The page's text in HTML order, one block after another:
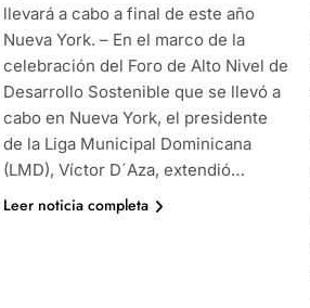
llevará a cabo a final de este año
Nueva York. – En el marco de la
celebración del Foro de Alto Nivel de
Desarrollo Sostenible que se llevó a
cabo en Nueva York, el presidente
de la Liga Municipal Dominicana
(LMD), Víctor D´Aza, extendió…
Leer noticia completa